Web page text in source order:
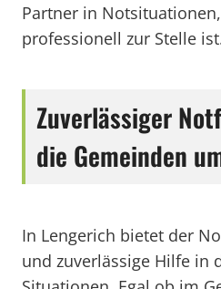
Partner in
professionell zur Stelle
Zuverlässiger
die Gemeinden
In Lengerich bietet der
und zuverlässige Hilfe in